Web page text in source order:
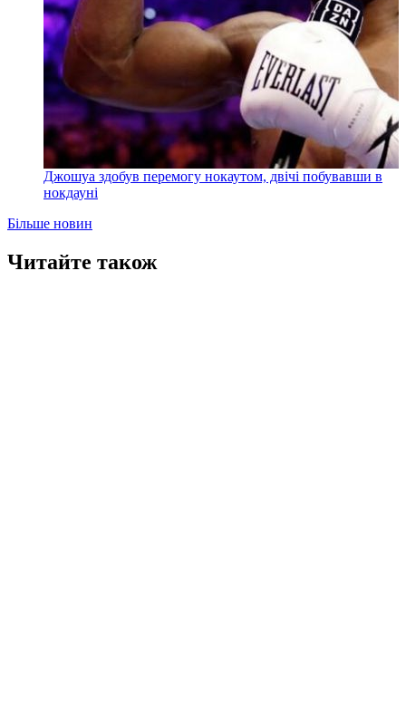
Джошуа здобув перемогу нокаутом, двічі побувавши в
нокдауні
Більше новин
Читайте також